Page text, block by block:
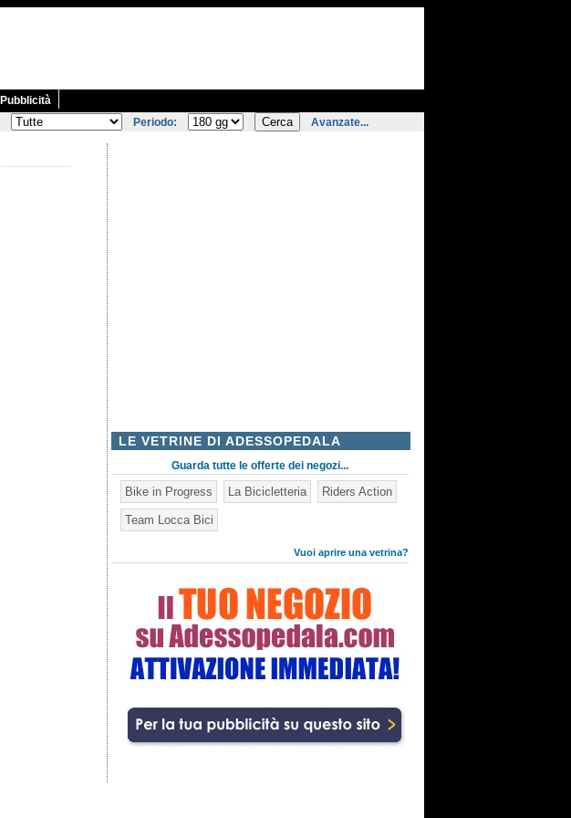
Pubblicità
Periodo: Avanzate...
LE VETRINE DI ADESSOPEDALA
Guarda tutte le offerte dei negozi...
Bike in Progress La Bicicletteria Riders Action
Team Locca Bici
Vuoi aprire una vetrina?